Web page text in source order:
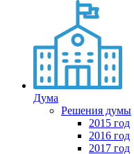
Дума
Решения думы
2015 год
2016 год
2017 год